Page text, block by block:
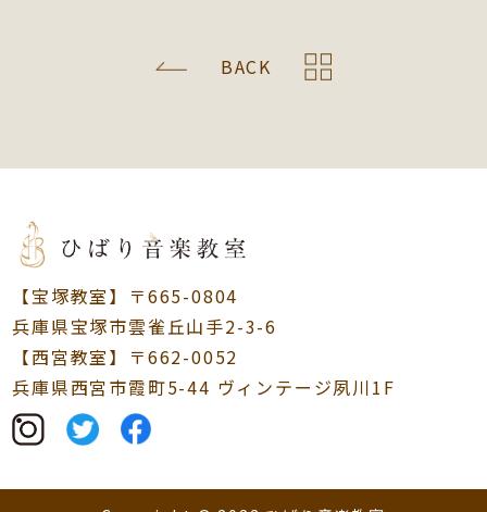
BACK
【宝塚教室】〒665-0804
兵庫県宝塚市雲雀丘山手2-3-6
【西宮教室】〒662-0052
兵庫県西宮市霞町5-44 ヴィンテージ夙川1F